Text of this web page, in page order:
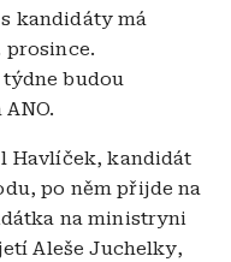
kandidáty má
prosince.
týdne budou
Havlíček, kandidát
po něm přijde na
na ministryni
Aleše Juchelky,